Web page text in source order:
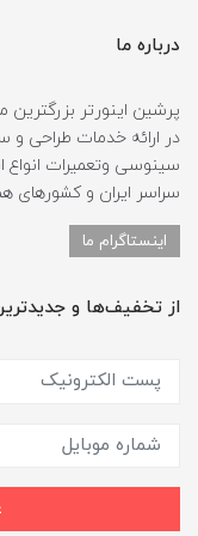
درباره ما
در ارائه خدمات طراحی و
سینوسی وتعمیرات انواع
سراسر ایران و کشورهای
اینستاگرام ما
از تخفیف‌ها و